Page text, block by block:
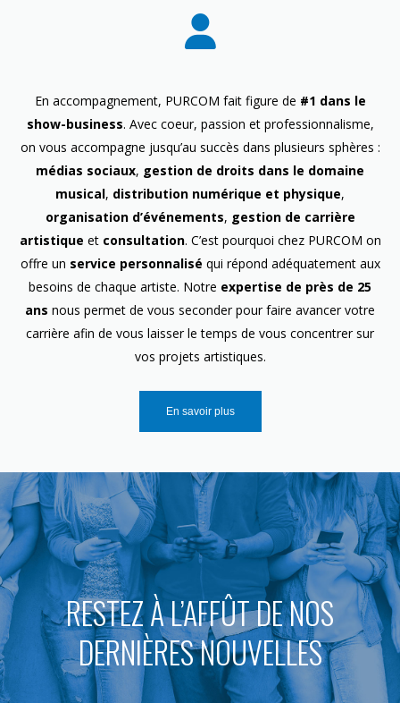
En accompagnement, PURCOM fait figure de #1 dans le
show-business. Avec coeur, passion et professionnalisme,
on vous accompagne jusqu’au succès dans plusieurs sphères :
médias sociaux, gestion de droits dans le domaine
musical, distribution numérique et physique,
organisation d’événements, gestion de carrière
artistique etconsultation. C’est pourquoi chez PURCOM on
offre un service personnalisé qui répond adéquatement aux
besoins de chaque artiste. Notre expertise de près de 25
ans nous permet de vous seconder pour faire avancer votre
carrière afin de vous laisser le temps de vous concentrer sur
vos projets artistiques.
En savoir plus
RESTEZ À L’AFFÛT DE NOS
DERNIÈRES NOUVELLES